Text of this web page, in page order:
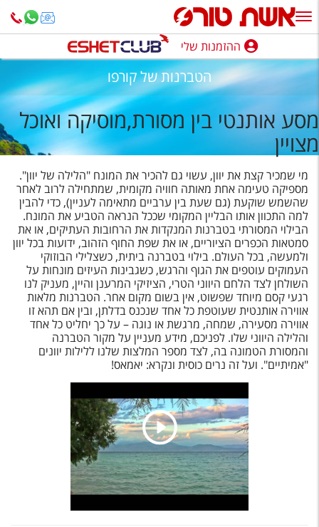
ההזמנות שלי
נופש בארץ
חופשה לפי סגנון
מלונות באילת
טיולים מאורגנים
סגנונות טיול
חבילות נופש
הרגע האחרון
חבילות בריאות וספא
טיסות לחו"ל
מלונות בחו"ל
Русский
מגזין אשת
שירות לקוחות
ההזמנות שלי
הטברנות של קורפו
מסע אותנטי בין מסורת,מוסיקה ואוכל
מצויין
מי שמכיר קצת את יוון, עשוי גם להכיר את המונח "הלילה של יוון".
מספיקה טעימה אחת מאותה חוויה מקומית, שמתחילה לרוב לאחר
שהשמש שוקעת (גם שעת בין ערביים מתאימה לעניין), כדי להבין
למה התכוון אותו הבליין המקומי שככל הנראה הטביע את המונח.
הבילוי המסורתי בטברנות המנקדות את הרחובות העתיקים, או את
סמטאות הכפרים הציוריים, או את שפת החוף הזהוב, ידועות בכל יוון
ולמעשה, בכל העולם. בילוי בטברנה ביתית, כשצלילי הבוזוקי
העמוקים עוטפים את הגוף והרגש, כשגבינות העיזים מונחות על
השולחן לצד הלחם היווני הטרי, הציזיקי המרענן והיין, מעניק לנו
רגעי קסם מיוחד שפשוט, אין בשום מקום אחר. הטברנות מלאות
אווירה אותנטית שעוטפת כל אחד שנכנס בדלתן, ובין אם תהא זו
אווירה מסעירה, שמחה, מרגשת או נוגה – על כך יחליט כל אחד
והלילה היווני שלו. לפניכם, מידע מעניין על מקור הטברנה
והמסורת הטמונה בה, לצד מספר המלצות שלנו ללילות יוונים
"אמיתיים". ועל זה נרים כוסית ונקרא: יאמאס!